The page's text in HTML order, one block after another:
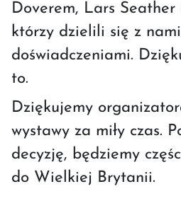
Doverem, Lars Seather
którzy dzielili się z
doświadczeniami.
to.
Dziękujemy
wystawy za miły czas.
decyzję, będziemy
do Wielkiej Brytanii.